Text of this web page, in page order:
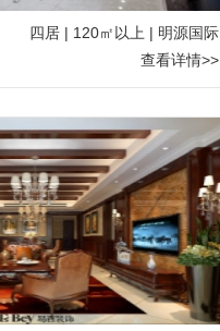
四居 | 120㎡以上 | 明源国际
查看详情>>